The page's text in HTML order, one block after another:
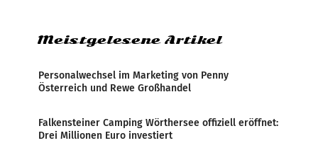
Meistgelesene Artikel
Personalwechsel im Marketing von Penny
Österreich und Rewe Großhandel
Falkensteiner Camping Wörthersee offiziell eröffnet:
Drei Millionen Euro investiert